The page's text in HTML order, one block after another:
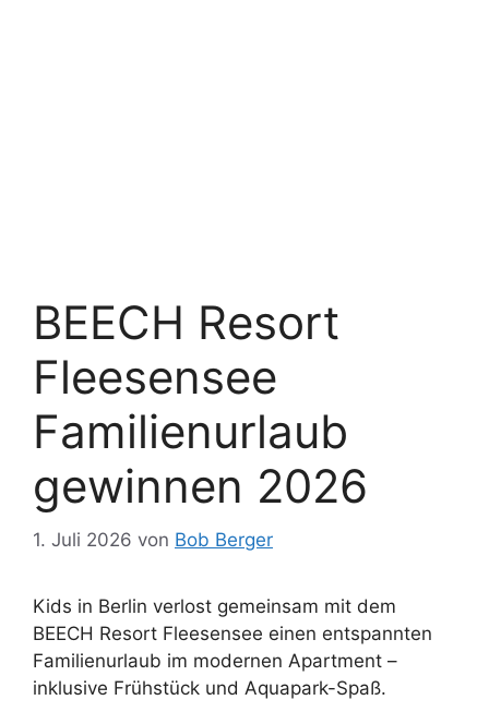
BEECH Resort
Fleesensee
Familienurlaub
gewinnen 2026
1. Juli 2026 von Bob Berger
Kids in Berlin verlost gemeinsam mit dem
BEECH Resort Fleesensee einen entspannten
Familienurlaub im modernen Apartment –
inklusive Frühstück und Aquapark-Spaß.